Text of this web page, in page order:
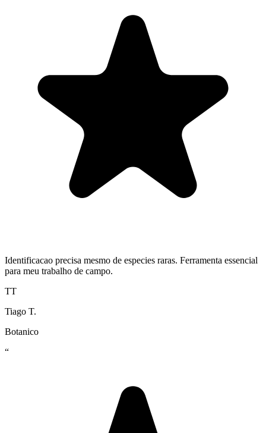
Identificacao precisa mesmo de especies raras. Ferramenta essencial
para meu trabalho de campo.
TT
Tiago T.
Botanico
“